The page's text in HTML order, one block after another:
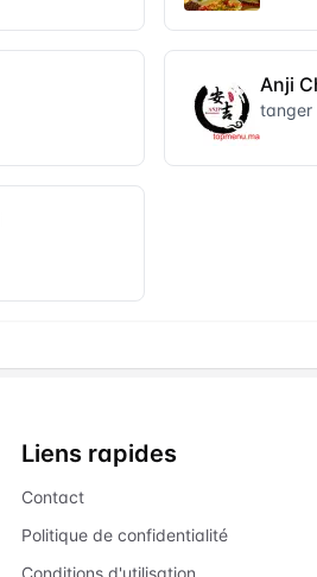
Anji
tanger
Liens rapides
Contact
Politique de confidentialité
Conditions d'utilisation